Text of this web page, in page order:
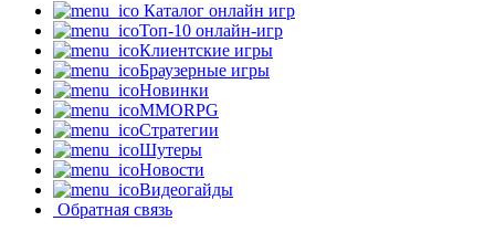
Каталог онлайн игр
Топ-10 онлайн-игр
Клиентские игры
Браузерные игры
Новинки
MMORPG
Стратегии
Шутеры
Новости
Видеогайды
Обратная связь